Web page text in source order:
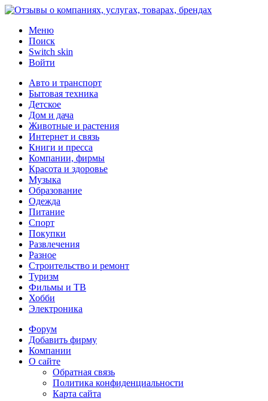
Меню
Поиск
Switch skin
Войти
Авто и транспорт
Бытовая техника
Детское
Дом и дача
Животные и растения
Интернет и связь
Книги и пресса
Компании, фирмы
Красота и здоровье
Музыка
Образование
Одежда
Питание
Спорт
Покупки
Развлечения
Разное
Строительство и ремонт
Туризм
Фильмы и ТВ
Хобби
Электроника
Форум
Добавить фирму
Компании
О сайте
Обратная связь
Политика конфиденциальности
Карта сайта